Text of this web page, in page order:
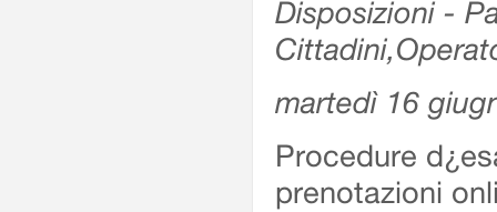
Disposizioni -
martedì 16
Procedure
prenotazioni